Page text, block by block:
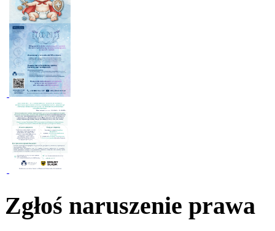
Zgłoś naruszenie prawa